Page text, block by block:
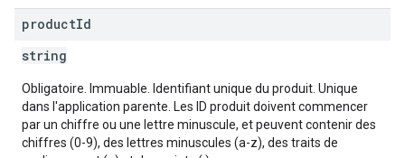
productId
string
Obligatoire. Immuable. Identifiant unique du produit. Unique
dans l'application parente. Les ID produit doivent commencer
par un chiffre ou une lettre minuscule, et peuvent contenir des
chiffres (0-9), des lettres minuscules (a-z), des traits de